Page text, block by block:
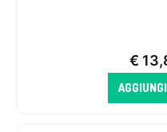
€
AGGIUNGI